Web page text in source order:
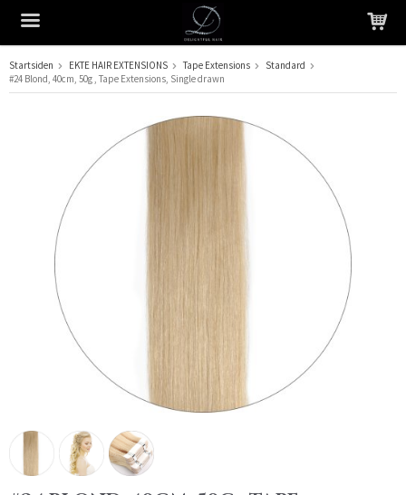
Produktet har blitt lagt til i handlekurven din
Startsiden EKTE HAIR EXTENSIONS Tape Extensions
Standard
#24 Blond, 40cm, 50g , Tape Extensions, Single drawn